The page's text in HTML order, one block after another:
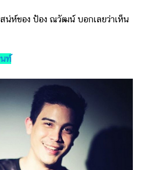
ของ ป้อง ณวัฒน์ บอกเลยว่าเห็น
ท์